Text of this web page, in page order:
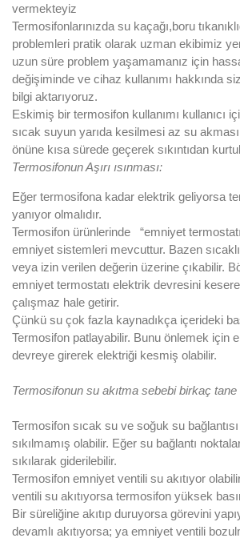
vermekteyiz
Termosifonlarınızda su kaçağı,boru
problemleri pratik olarak uzman ekibimiz
uzun süre problem yaşamamanız için
değişiminde ve cihaz kullanımı hakkında
bilgi aktarıyoruz.
Eskimiş bir termosifon kullanımı kullanıcı
sıcak suyun yarıda kesilmesi az su
önüne kısa sürede geçerek sıkıntıdan
Termosifonun Aşırı ısınması:
Eğer termosifona kadar elektrik geliyorsa
yanıyor olmalıdır.
Termosifon ürünlerinde “emniyet
emniyet sistemleri mevcuttur. Bazen
veya izin verilen değerin üzerine çıkabilir.
emniyet termostatı elektrik devresini
çalışmaz hale getirir.
Çünkü su çok fazla kaynadıkça içerideki
Termosifon patlayabilir. Bunu önlemek için
devreye girerek elektriği kesmiş olabilir.
Termosifonun su akıtma sebebi birkaç tane
Termosifon sıcak su ve soğuk su
sıkılmamış olabilir. Eğer su bağlantı
sıkılarak giderilebilir.
Termosifon emniyet ventili su akıtıyor
ventili su akıtıyorsa termosifon yüksek
Bir süreliğine akıtıp duruyorsa görevini
devamlı akıtıyorsa; ya emniyet ventili